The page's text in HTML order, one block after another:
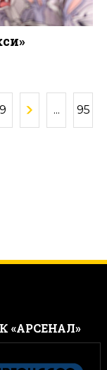
9 ... 95
«АРСЕНАЛ»